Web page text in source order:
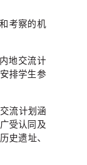
考察的机
地交流计
排学生参
流计划涵
受认同及
史遗址、